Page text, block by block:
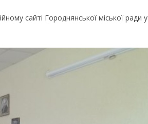
сайті Городнянської міської ради у